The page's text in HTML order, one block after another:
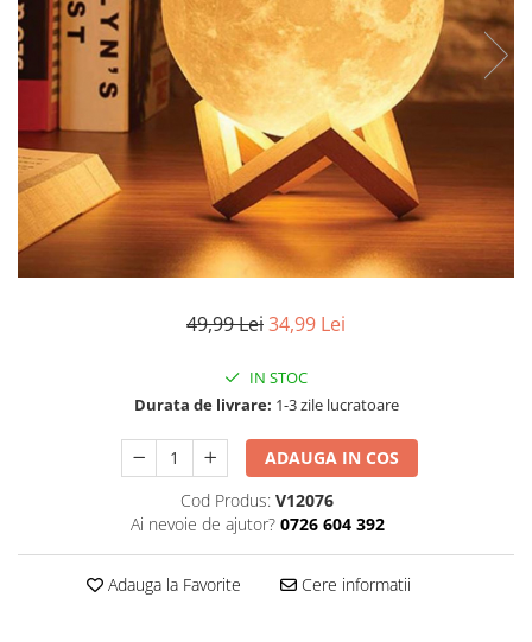
Articole mercerie
Organizare si depozitare
Huse si cutii depozitare
Cuiere
Opritoare usa
Intretinere textile
Curatenie
Sport & Timp liber
Articole fitness
Covorase si paturi
Accesorii animale
Camera copilului
Siguranta si protectie
49,99 Lei34,99 Lei
IN STOC
Durata de livrare: 1-3 zile lucratoare
ADAUGA IN COS
Cod Produs: V12076
Ai nevoie de ajutor? 0726 604 392
Adauga la Favorite Cere informatii